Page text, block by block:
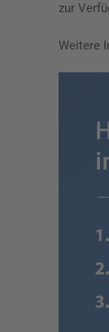
zur
Weitere